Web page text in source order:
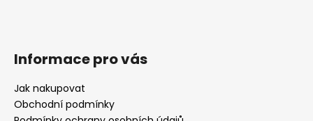
Informace pro vás
Jak nakupovat
Obchodní podmínky